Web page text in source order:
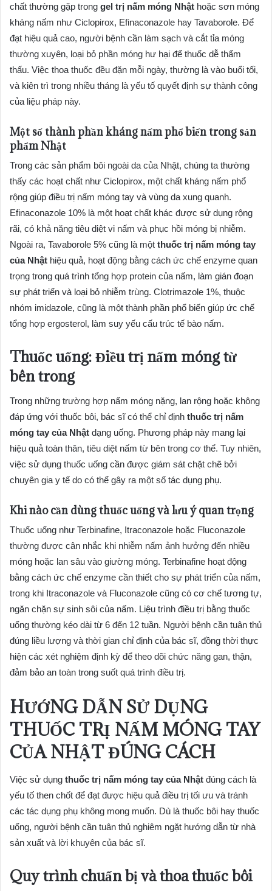
chất thường gặp trong gel trị nấm móng Nhật hoặc sơn móng
kháng nấm như Ciclopirox, Efinaconazole hay Tavaborole. Để
đạt hiệu quả cao, người bệnh cần làm sạch và cắt tỉa móng
thường xuyên, loại bỏ phần móng hư hại để thuốc dễ thẩm
thấu. Việc thoa thuốc đều đặn mỗi ngày, thường là vào buổi tối,
và kiên trì trong nhiều tháng là yếu tố quyết định sự thành công
của liệu pháp này.
Một số thành phần kháng nấm phổ biến trong sản
phẩm Nhật
Trong các sản phẩm bôi ngoài da của Nhật, chúng ta thường
thấy các hoạt chất như Ciclopirox, một chất kháng nấm phổ
rộng giúp điều trị nấm móng tay và vùng da xung quanh.
Efinaconazole 10% là một hoạt chất khác được sử dụng rộng
rãi, có khả năng tiêu diệt vi nấm và phục hồi móng bị nhiễm.
Ngoài ra, Tavaborole 5% cũng là một thuốc trị nấm móng tay
của Nhật hiệu quả, hoạt động bằng cách ức chế enzyme quan
trọng trong quá trình tổng hợp protein của nấm, làm gián đoạn
sự phát triển và loại bỏ nhiễm trùng. Clotrimazole 1%, thuộc
nhóm imidazole, cũng là một thành phần phổ biến giúp ức chế
tổng hợp ergosterol, làm suy yếu cấu trúc tế bào nấm.
Thuốc uống: Điều trị nấm móng từ
bên trong
Trong những trường hợp nấm móng nặng, lan rộng hoặc không
đáp ứng với thuốc bôi, bác sĩ có thể chỉ định thuốc trị nấm
móng tay của Nhật dạng uống. Phương pháp này mang lại
hiệu quả toàn thân, tiêu diệt nấm từ bên trong cơ thể. Tuy nhiên,
việc sử dụng thuốc uống cần được giám sát chặt chẽ bởi
chuyên gia y tế do có thể gây ra một số tác dụng phụ.
Khi nào cần dùng thuốc uống và lưu ý quan trọng
Thuốc uống như Terbinafine, Itraconazole hoặc Fluconazole
thường được cân nhắc khi nhiễm nấm ảnh hưởng đến nhiều
móng hoặc lan sâu vào giường móng. Terbinafine hoạt động
bằng cách ức chế enzyme cần thiết cho sự phát triển của nấm,
trong khi Itraconazole và Fluconazole cũng có cơ chế tương tự,
ngăn chặn sự sinh sôi của nấm. Liệu trình điều trị bằng thuốc
uống thường kéo dài từ 6 đến 12 tuần. Người bệnh cần tuân thủ
đúng liều lượng và thời gian chỉ định của bác sĩ, đồng thời thực
hiện các xét nghiệm định kỳ để theo dõi chức năng gan, thận,
đảm bảo an toàn trong suốt quá trình điều trị.
HƯỚNG DẪN SỬ DỤNG
THUỐC TRỊ NẤM MÓNG TAY
CỦA NHẬT ĐÚNG CÁCH
Việc sử dụng thuốc trị nấm móng tay của Nhật đúng cách là
yếu tố then chốt để đạt được hiệu quả điều trị tối ưu và tránh
các tác dụng phụ không mong muốn. Dù là thuốc bôi hay thuốc
uống, người bệnh cần tuân thủ nghiêm ngặt hướng dẫn từ nhà
sản xuất và lời khuyên của bác sĩ.
Quy trình chuẩn bị và thoa thuốc bôi